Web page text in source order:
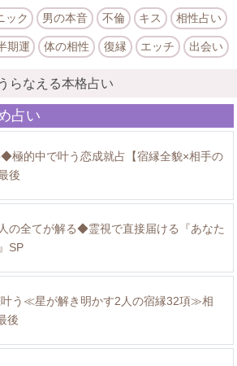
ック 男の本音 不倫 キス 相性占い
期運 体の相性 復縁 エッチ 出会い
らなえる本格占い
占い
極的中で叶う恋成就占【宿縁全貌×相手の
後
の全てが解る◆霊視で直接届ける『あなた
SP
叶う≪星が解き明かす2人の宿縁32項≫相
後